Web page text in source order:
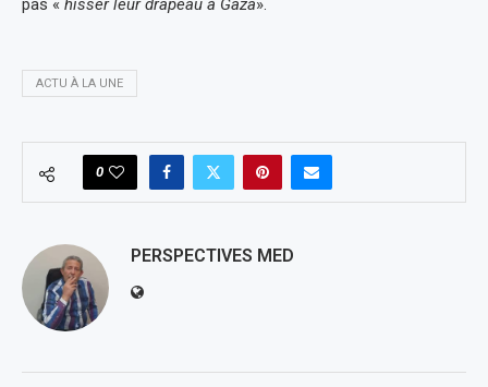
pas « hisser leur drapeau à Gaza».
ACTU À LA UNE
0
PERSPECTIVES MED